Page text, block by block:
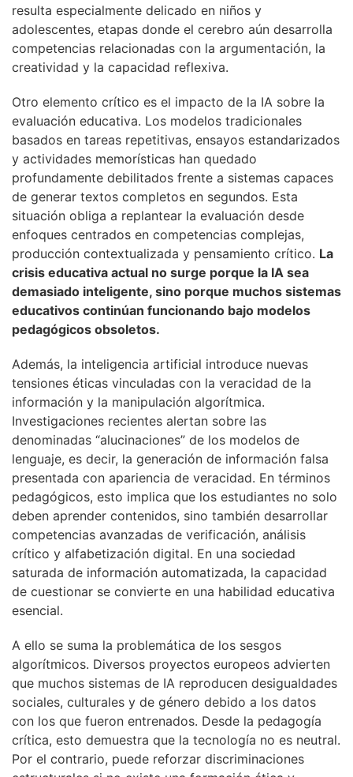
resulta especialmente delicado en niños y
adolescentes, etapas donde el cerebro aún desarrolla
competencias relacionadas con la argumentación, la
creatividad y la capacidad reflexiva.
Otro elemento crítico es el impacto de la IA sobre la
evaluación educativa. Los modelos tradicionales
basados en tareas repetitivas, ensayos estandarizados
y actividades memorísticas han quedado
profundamente debilitados frente a sistemas capaces
de generar textos completos en segundos. Esta
situación obliga a replantear la evaluación desde
enfoques centrados en competencias complejas,
producción contextualizada y pensamiento crítico. La
crisis educativa actual no surge porque la IA sea
demasiado inteligente, sino porque muchos sistemas
educativos continúan funcionando bajo modelos
pedagógicos obsoletos.
Además, la inteligencia artificial introduce nuevas
tensiones éticas vinculadas con la veracidad de la
información y la manipulación algorítmica.
Investigaciones recientes alertan sobre las
denominadas “alucinaciones” de los modelos de
lenguaje, es decir, la generación de información falsa
presentada con apariencia de veracidad. En términos
pedagógicos, esto implica que los estudiantes no solo
deben aprender contenidos, sino también desarrollar
competencias avanzadas de verificación, análisis
crítico y alfabetización digital. En una sociedad
saturada de información automatizada, la capacidad
de cuestionar se convierte en una habilidad educativa
esencial.
A ello se suma la problemática de los sesgos
algorítmicos. Diversos proyectos europeos advierten
que muchos sistemas de IA reproducen desigualdades
sociales, culturales y de género debido a los datos
con los que fueron entrenados. Desde la pedagogía
crítica, esto demuestra que la tecnología no es neutral.
Por el contrario, puede reforzar discriminaciones